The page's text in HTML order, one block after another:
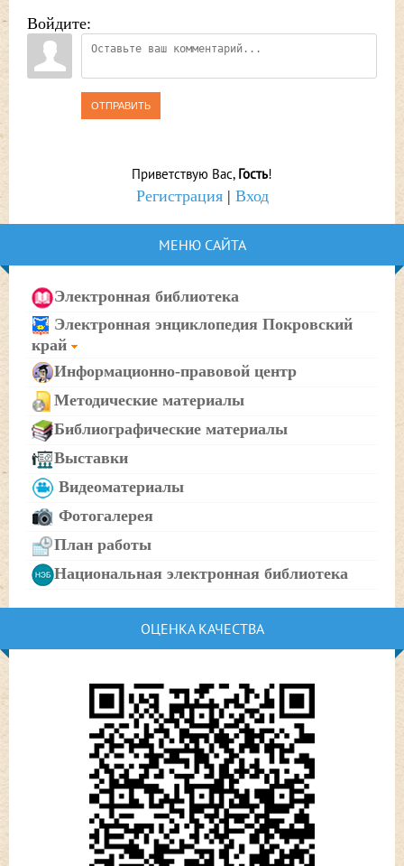
Войдите:
ОТПРАВИТЬ
Приветствую Вас, Гость!
Регистрация| Вход
МЕНЮ САЙТА
Электронная библиотека
Электронная энциклопедия Покровский
край
Информационно-правовой центр
Методические материалы
Библиографические материалы
Выставки
Видеоматериалы
Фотогалерея
План работы
Национальная электронная библиотека
ОЦЕНКА КАЧЕСТВА